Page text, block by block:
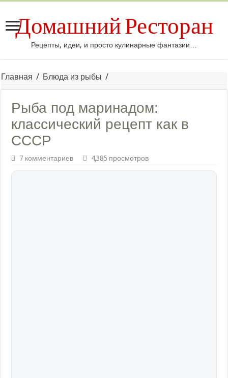
Домашний Ресторан
Рецепты, идеи, и просто кулинарные фантазии…
Главная / Блюда из рыбы /
Рыба под маринадом:
классический рецепт как в
СССР
7 комментариев 4,385 просмотров